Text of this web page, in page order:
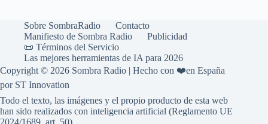
Sobre SombraRadio
Contacto
Manifiesto de Sombra Radio
Publicidad
📜 Términos del Servicio
Las mejores herramientas de IA para 2026
Copyright © 2026 Sombra Radio | Hecho con ❤️en España
por ST Innovation
Todo el texto, las imágenes y el propio producto de esta web
han sido realizados con inteligencia artificial (Reglamento UE